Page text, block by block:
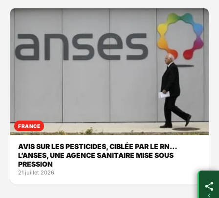
FRANCE
AVIS SUR LES PESTICIDES, CIBLÉE PAR LE RN…
L’ANSES, UNE AGENCE SANITAIRE MISE SOUS
PRESSION
21 juillet 2026